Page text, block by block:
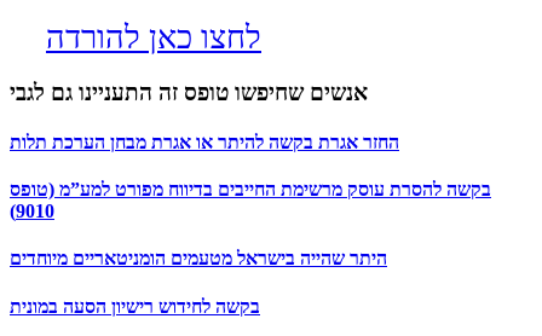
לחצו כאן להורדה
אנשים שחיפשו טופס זה התעניינו גם לגבי
החזר אגרת בקשה להיתר או אגרת מבחן הערכת תלות
בקשה להסרת עוסק מרשימת החייבים בדיווח מפורט למע”מ (טופס
9010)
היתר שהייה בישראל מטעמים הומניטאריים מיוחדים
בקשה לחידוש רישיון הסעה במונית